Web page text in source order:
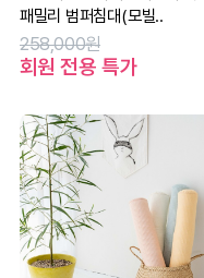
패밀리 범퍼침대(모빌..
258,000원
회원 전용 특가